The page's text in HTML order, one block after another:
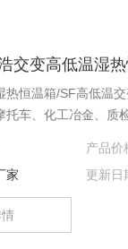
交变高低温湿
热恒温箱/SF高低温
托车、化工冶金、质
、恒温、交变循环变
验，检测其各性能
产品价
家 更新日